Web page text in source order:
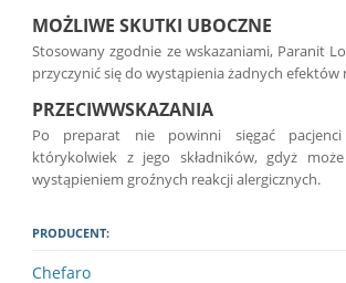
MOŻLIWE SKUTKI UBOCZNE
Stosowany zgodnie ze wskazaniami, Paranit
przyczynić się do wystąpienia żadnych efektów
PRZECIWWSKAZANIA
Po preparat nie powinni sięgać
którykolwiek z jego składników, gdyż
wystąpieniem groźnych reakcji alergicznych.
PRODUCENT:
Chefaro